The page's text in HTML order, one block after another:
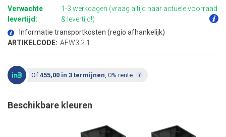
begin
van
de
afbeeldingen-
gallerij
Verwachte
levertijd:
1-3 werkdagen (vraag altijd naar actuele voorraad
& levertijd!)
Informatie transportkosten (regio afhankelijk)
ARTIKELCODE: AFW3.2.1
Of 455,00 in 3 termijnen, 0% rente
Beschikbare kleuren